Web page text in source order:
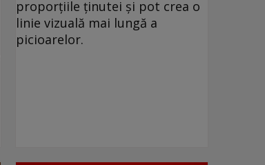
proporțiile ținutei și pot crea o
linie vizuală mai lungă a
picioarelor.